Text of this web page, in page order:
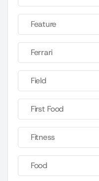
Feature
Ferrari
Field
First Food
Fitness
Food